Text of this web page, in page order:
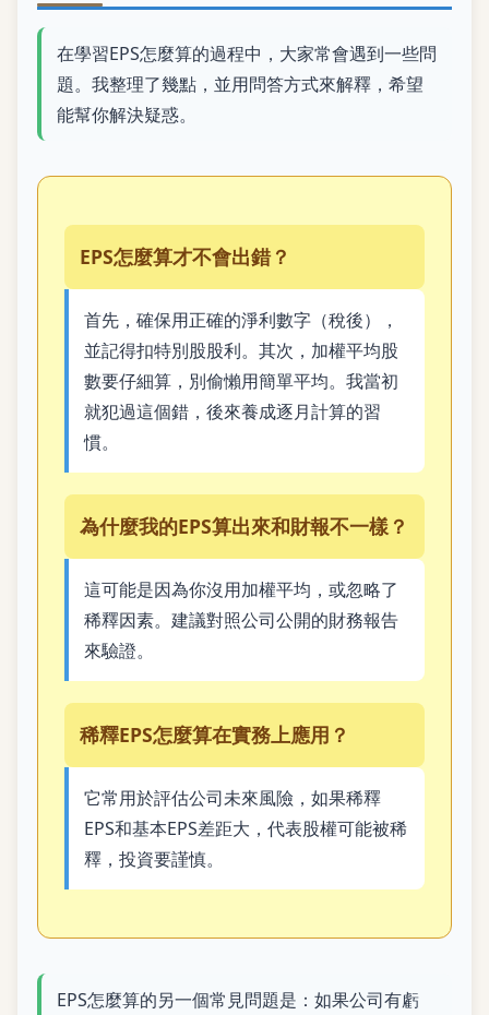
在學習EPS怎麼算的過程中，大家常會遇到一些問
題。我整理了幾點，並用問答方式來解釋，希望
能幫你解決疑惑。
EPS怎麼算才不會出錯？
首先，確保用正確的淨利數字（稅後），
並記得扣特別股股利。其次，加權平均股
數要仔細算，別偷懶用簡單平均。我當初
就犯過這個錯，後來養成逐月計算的習
慣。
為什麼我的EPS算出來和財報不一樣？
這可能是因為你沒用加權平均，或忽略了
稀釋因素。建議對照公司公開的財務報告
來驗證。
稀釋EPS怎麼算在實務上應用？
它常用於評估公司未來風險，如果稀釋
EPS和基本EPS差距大，代表股權可能被稀
釋，投資要謹慎。
EPS怎麼算的另一個常見問題是：如果公司有虧